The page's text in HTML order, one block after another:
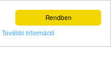
Rendben
További információ